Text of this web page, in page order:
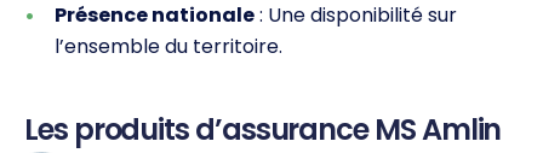
Présence nationale: Une disponibilité sur
l’ensemble du territoire.
Les produits d’assurance MS Amlin